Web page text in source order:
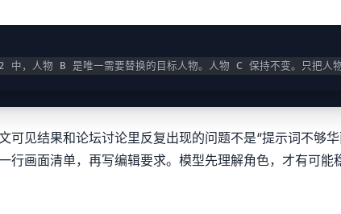
，人物 B 是唯一需要替换的目标人物。人物 C 保持不变。只把人
见结果和论坛讨论里反复出现的问题不是“提示词不够华
行画面清单，再写编辑要求。模型先理解角色，才有可能